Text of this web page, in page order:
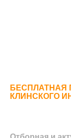
БЕСПЛАТНАЯ
КЛИНСКОГО